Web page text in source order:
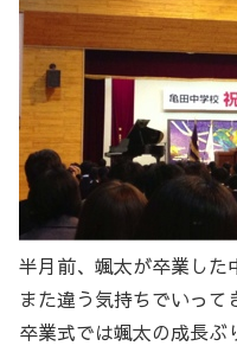
半月前、颯太が卒業した
また違う気持ちでいって
卒業式では颯太の成長ぶ